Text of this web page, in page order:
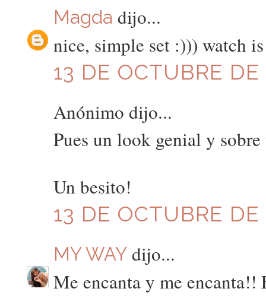
Magda dijo...
nice, simple set :))) watch
13 DE OCTUBRE
Anónimo dijo...
Pues un look genial y
Un besito!
13 DE OCTUBRE
MY WAYdijo...
Me encanta y me